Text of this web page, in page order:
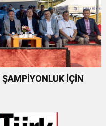
ŞAMPİYONLUK İÇİN